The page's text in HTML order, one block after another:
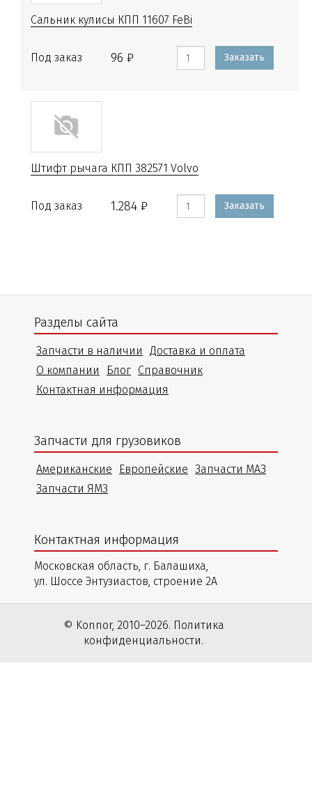
Сальник кулисы КПП 11607 FeBi
Под заказ 96 ₽ Заказать
Штифт рычага КПП 382571 Volvo
Под заказ 1.284 ₽ Заказать
Разделы сайта
Запчасти в наличии
Доставка и оплата
О компании
Блог Справочник
Контактная информация
Запчасти для грузовиков
Американские Европейские Запчасти МАЗ
Запчасти ЯМЗ
Контактная информация
Московская область, г. Балашиха,
ул. Шоссе Энтузиастов, строение 2А
© Konnor, 2010–2026. Политика
конфиденциальности.